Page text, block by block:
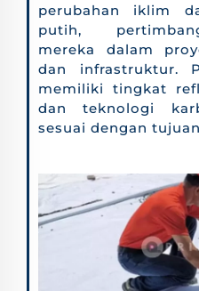
perubahan iklim
putih,
mereka dalam
dan infrastruktur.
memiliki tingkat
dan teknologi
sesuai dengan